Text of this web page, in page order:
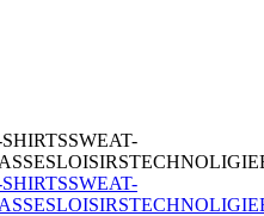
SWEAT-
LOISIRSTECHNOLIGIE
SWEAT-
LOISIRSTECHNOLIGIE